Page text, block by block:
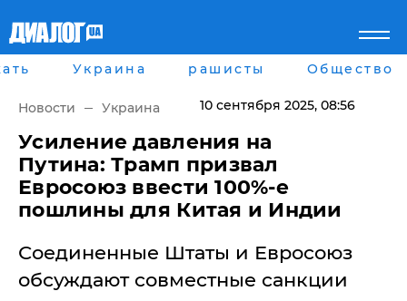
Главная
рассея
Мир
Беларусь
Военное обозрение
Наука и Техника
Экономика
Блоги
Шоу-биз
Города
Луганск
Харьков
Днепр
Львов
Одесса
Украина рашисты Общество
Новости Украина 10 сентября 2025, 08:56
Усиление давления на
Путина: Трамп призвал
Евросоюз ввести 100%-е
пошлины для Китая и Индии
Соединенные Штаты и Евросоюз
обсуждают совместные санкции